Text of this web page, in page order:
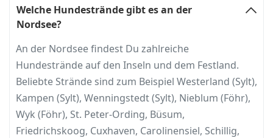
Welche Hundestrände gibt es an der
Nordsee?
An der Nordsee findest Du zahlreiche
Hundestrände auf den Inseln und dem Festland.
Beliebte Strände sind zum Beispiel Westerland (Sylt),
Kampen (Sylt), Wenningstedt (Sylt), Nieblum (Föhr),
Wyk (Föhr), St. Peter-Ording, Büsum,
Friedrichskoog, Cuxhaven, Carolinensiel, Schillig,